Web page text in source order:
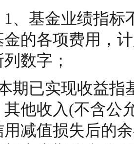
1、基金业绩指标
金的各项费用，
数字；
期已实现收益指
其他收入(不含公
用减值损失后的